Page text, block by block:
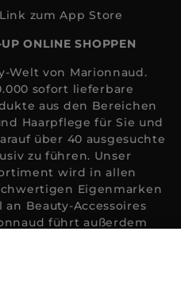
ONLINE SHOPPEN
Welt von Marionnaud.
sofort lieferbare
aus den Bereichen
Haarpflege für Sie und
über 40 ausgesuchte
zu führen. Unser
wird in allen
Eigenmarken
Beauty-Accessoires
führt außerdem
der perfekten Lösung
Sie auch unsere